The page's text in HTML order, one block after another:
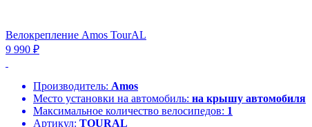
Велокрепление Amos TourAL
9 990 ₽
Производитель: Amos
Место установки на автомобиль: на крышу автомобиля
Максимальное количество велосипедов: 1
Артикул: TOURAL